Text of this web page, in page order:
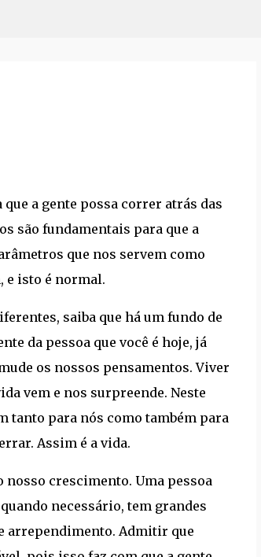
a gente possa correr atrás das
são fundamentais para que a
que nos servem como
e isto é normal.
saiba que há um fundo de
da pessoa que você é hoje, já
os nossos pensamentos. Viver
vem e nos surpreende. Neste
para nós como também para
Assim é a vida.
nosso crescimento. Uma pessoa
necessário, tem grandes
arrependimento. Admitir que